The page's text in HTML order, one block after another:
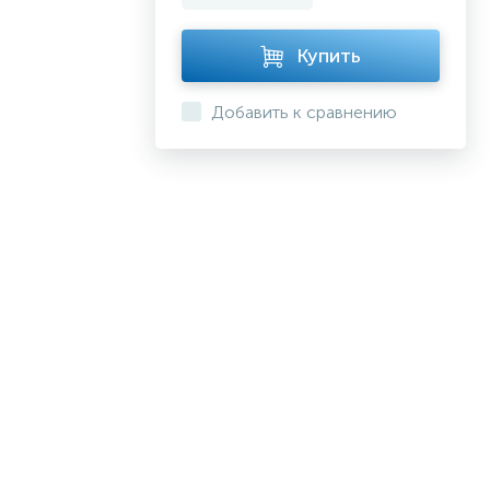
Купить
Добавить к сравнению